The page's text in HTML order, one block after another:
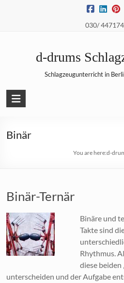
030/
d-drums
Schlagzeugunterricht in
Binär
You are here:d-
Binär-Ternär
Binäre und
Takte sind
Rhythmus.
diese beiden
unterscheiden und der Aufgabe